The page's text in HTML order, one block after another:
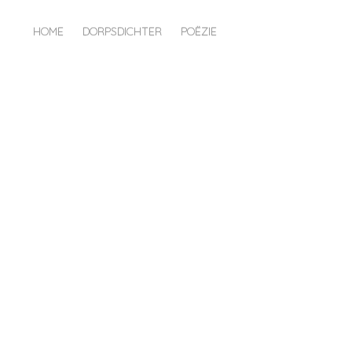
HOME DORPSDICHTER POËZIE